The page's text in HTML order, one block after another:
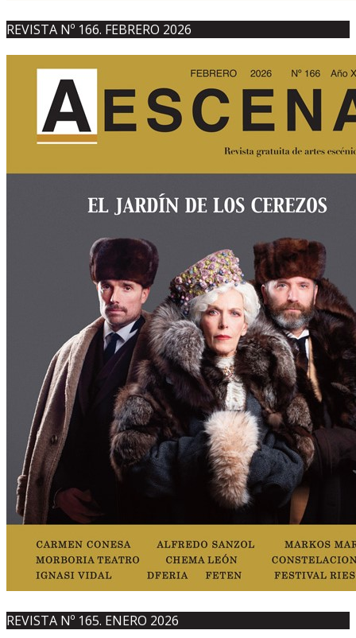
REVISTA Nº 166. FEBRERO 2026
REVISTA Nº 165. ENERO 2026